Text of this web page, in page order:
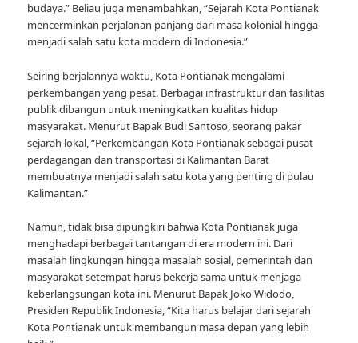
budaya.” Beliau juga menambahkan, “Sejarah Kota Pontianak
mencerminkan perjalanan panjang dari masa kolonial hingga
menjadi salah satu kota modern di Indonesia.”
Seiring berjalannya waktu, Kota Pontianak mengalami
perkembangan yang pesat. Berbagai infrastruktur dan fasilitas
publik dibangun untuk meningkatkan kualitas hidup
masyarakat. Menurut Bapak Budi Santoso, seorang pakar
sejarah lokal, “Perkembangan Kota Pontianak sebagai pusat
perdagangan dan transportasi di Kalimantan Barat
membuatnya menjadi salah satu kota yang penting di pulau
Kalimantan.”
Namun, tidak bisa dipungkiri bahwa Kota Pontianak juga
menghadapi berbagai tantangan di era modern ini. Dari
masalah lingkungan hingga masalah sosial, pemerintah dan
masyarakat setempat harus bekerja sama untuk menjaga
keberlangsungan kota ini. Menurut Bapak Joko Widodo,
Presiden Republik Indonesia, “Kita harus belajar dari sejarah
Kota Pontianak untuk membangun masa depan yang lebih